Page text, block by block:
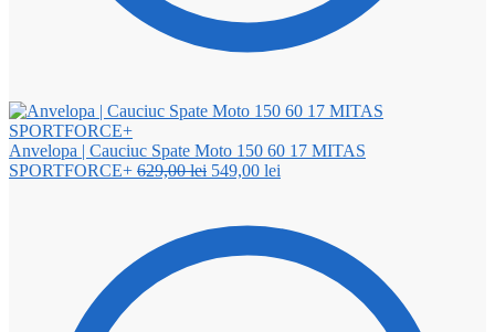
Anvelopa | Cauciuc Spate Moto 150 60 17 MITAS
SPORTFORCE+ 629,00lei Prețul
fost:
549,00 lei
549,00 lei.